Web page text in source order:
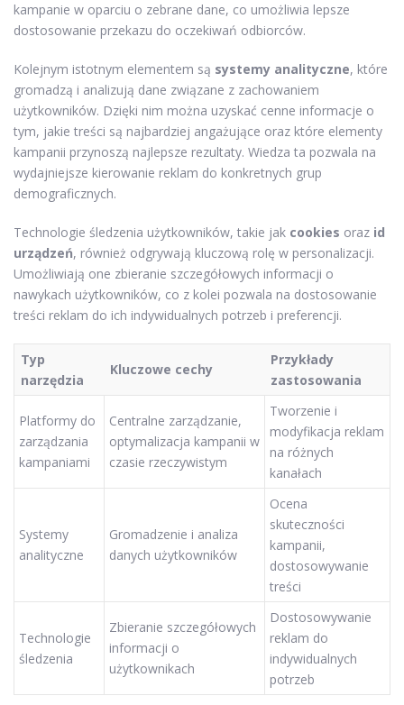
kampanie w oparciu o zebrane dane, co umożliwia lepsze
dostosowanie przekazu do oczekiwań odbiorców.
Kolejnym istotnym elementem są systemy analityczne, które
gromadzą i analizują dane związane z zachowaniem
użytkowników. Dzięki nim można uzyskać cenne informacje o
tym, jakie treści są najbardziej angażujące oraz które elementy
kampanii przynoszą najlepsze rezultaty. Wiedza ta pozwala na
wydajniejsze kierowanie reklam do konkretnych grup
demograficznych.
Technologie śledzenia użytkowników, takie jak cookies oraz id
urządzeń, również odgrywają kluczową rolę w personalizacji.
Umożliwiają one zbieranie szczegółowych informacji o
nawykach użytkowników, co z kolei pozwala na dostosowanie
treści reklam do ich indywidualnych potrzeb i preferencji.
Typ
narzędzia
Kluczowe cechy
Przykłady
zastosowania
Platformy do
zarządzania
kampaniami
Centralne zarządzanie,
optymalizacja kampanii w
czasie rzeczywistym
Tworzenie i
modyfikacja reklam
na różnych
kanałach
Systemy
analityczne
Gromadzenie i analiza
danych użytkowników
Ocena
skuteczności
kampanii,
dostosowywanie
treści
Technologie
śledzenia
Zbieranie szczegółowych
informacji o
użytkownikach
Dostosowywanie
reklam do
indywidualnych
potrzeb